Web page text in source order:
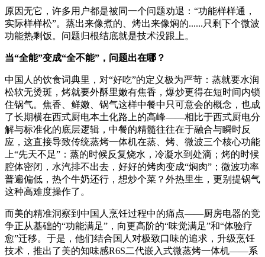
原因无它，许多用户都是被同一个问题劝退：“功能样样通，
实际样样松”。蒸出来像煮的、烤出来像焖的......只剩下个微波
功能热剩饭。问题归根结底就是技术没跟上。
当“全能”变成“全不能”，问题出在哪？
中国人的饮食词典里，对“好吃”的定义极为严苛：蒸就要水润
松软无烫斑，烤就要外酥里嫩有焦香，爆炒更得在短时间内锁
住锅气。焦香、鲜嫩、锅气这样中餐中只可意会的概念，也成
了长期横在西式厨电本土化路上的高峰——相比于西式厨电分
解与标准化的底层逻辑，中餐的精髓往往在于融合与瞬时反
应，这直接导致传统蒸烤一体机在蒸、烤、微波三个核心功能
上“先天不足”：蒸的时候反复烧水，冷凝水到处滴；烤的时候
腔体密闭，水汽排不出去，好好的烤肉变成“焖肉”；微波功率
普遍偏低，热个牛奶还行，想炒个菜？外热里生，更别提锅气
这种高难度操作了。
而美的精准洞察到中国人烹饪过程中的痛点——厨房电器的竞
争正从基础的“功能满足”，向更高阶的“味觉满足”和“体验疗
愈”迁移。于是，他们结合国人对极致口味的追求，升级烹饪
技术，推出了美的知味感R6S二代嵌入式微蒸烤一体机——系